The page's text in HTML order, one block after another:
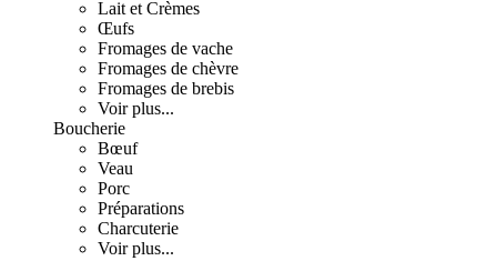
Lait et Crèmes
Œufs
Fromages de vache
Fromages de chèvre
Fromages de brebis
Voir plus...
Boucherie
Bœuf
Veau
Porc
Préparations
Charcuterie
Voir plus...